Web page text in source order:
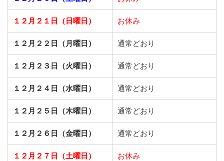
１２月２１日（日曜日） お休み
１２月２２日（月曜日） 通常どおり
１２月２３日（火曜日） 通常どおり
１２月２４日（水曜日） 通常どおり
１２月２５日（木曜日） 通常どおり
１２月２６日（金曜日） 通常どおり
１２月２７日（土曜日） お休み